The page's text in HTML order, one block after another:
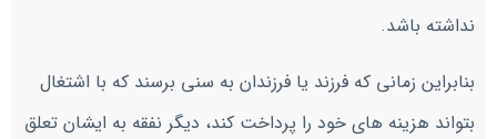
نداشته باشد.
بنابراین زمانی که فرزند یا فرزندان به سنی برسند که با اشتغال
بتواند هزینه های خود را پرداخت کند، دیگر نفقه به ایشان تعلق